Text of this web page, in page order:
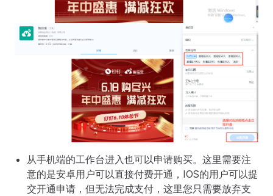
从手机端的工作台进入也可以申请购买。这里需要注
意的是安卓用户可以直接付费开通，IOS的用户可以提
交开通申请，但无法完成支付，这里您只需要放弃支